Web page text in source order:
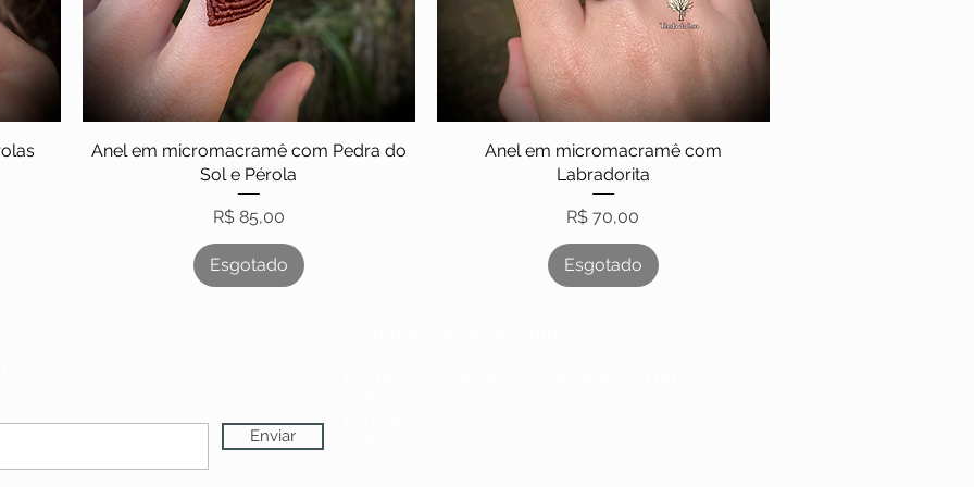
Anel em micromacramê com Pedra do
Sol e Pérola
Preço
R$ 85,00
Esgotado
Anel em micromacramê com
Labradorita
Preço
R$ 70,00
Esgotado
Enviar